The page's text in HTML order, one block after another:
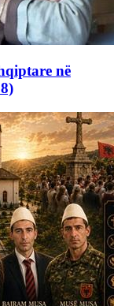
në